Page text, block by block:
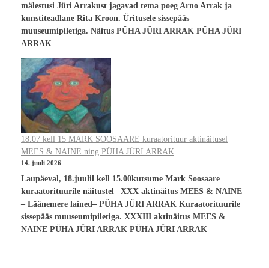
mälestusi Jüri Arrakust jagavad tema poeg Arno Arrak ja
kunstiteadlane Rita Kroon. Üritusele sissepääs
muuseumipiletiga. Näitus PÜHA JÜRI ARRAK PÜHA JÜRI
ARRAK
18.07 kell 15 MARK SOOSAARE kuraatorituur aktinäitusel
MEES & NAINE ning PÜHA JÜRI ARRAK
14. juuli 2026
Laupäeval, 18.juulil kell 15.00kutsume Mark Soosaare
kuraatorituurile näitustel– XXX aktinäitus MEES & NAINE
– Läänemere lained– PÜHA JÜRI ARRAK Kuraatorituurile
sissepääs muuseumipiletiga. XXXIII aktinäitus MEES &
NAINE PÜHA JÜRI ARRAK PÜHA JÜRI ARRAK